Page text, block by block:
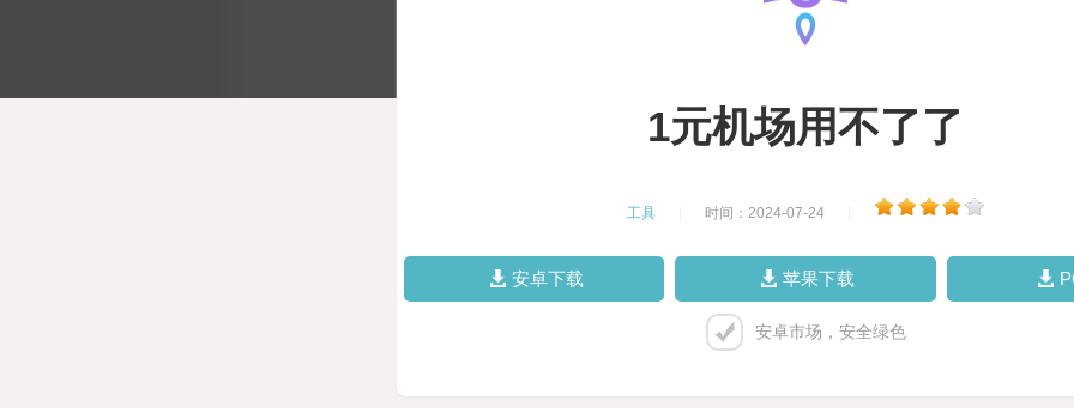
1元机场用不了了
工具 时间：2024-07-24
安卓下载 苹果下载
安卓市场，安全绿色